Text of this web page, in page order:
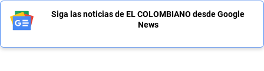
Siga las noticias de EL COLOMBIANO desde Google
News